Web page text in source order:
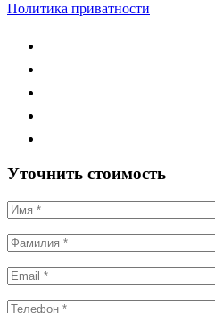
Политика приватности
Уточнить стоимость